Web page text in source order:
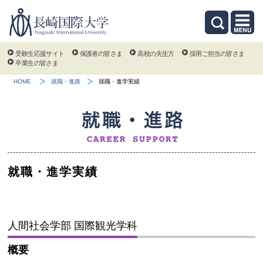
受験生応援サイト 保護者の皆さま 高校の先生方
採用ご担当の皆さま
卒業生の皆さま
HOME 就職・進路 就職・進学実績
就職・進学実績
人間社会学部 国際観光学科
概要